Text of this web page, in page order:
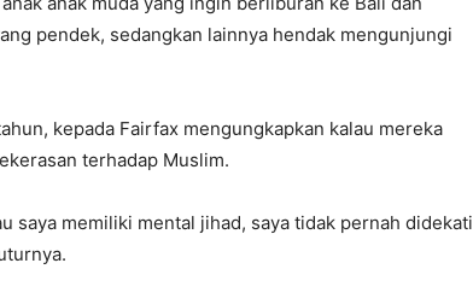
pendek, sedangkan lainnya hendak mengunjungi
kepada Fairfax mengungkapkan kalau mereka
terhadap Muslim.
saya memiliki mental jihad, saya tidak pernah didekati